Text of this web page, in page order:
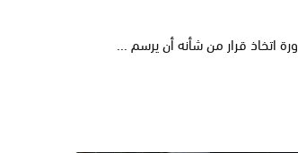
اتخاذ قرار من شأنه أن يرسم ...